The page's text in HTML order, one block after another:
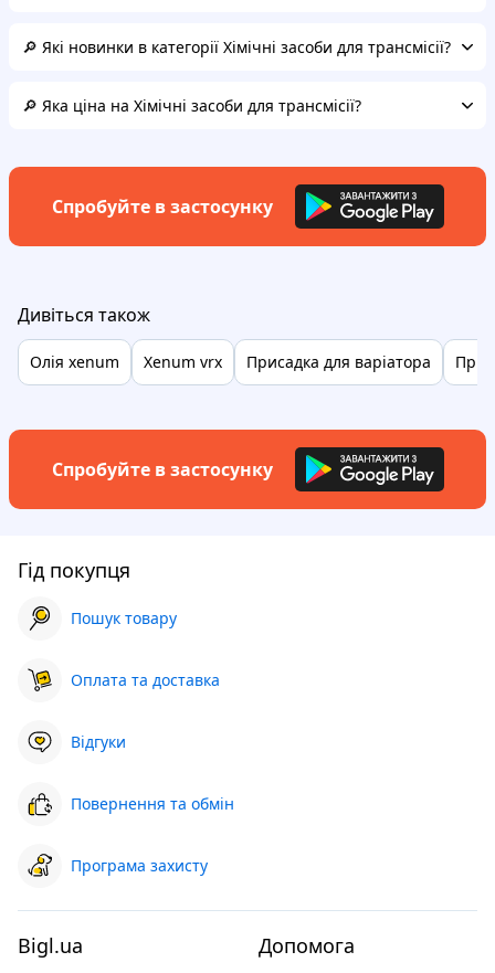
🔎 Які новинки в категорії Хімічні засоби для трансмісії?
🔎 Яка ціна на Хімічні засоби для трансмісії?
Спробуйте в застосунку
Дивіться також
Олія xenum Xenum vrx Присадка для варіатора
Спробуйте в застосунку
Гід покупця
Пошук товару
Оплата та доставка
Відгуки
Повернення та обмін
Програма захисту
Bigl.ua Допомога